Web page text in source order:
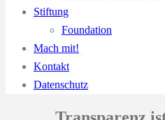
Stiftung
Foundation
Mach mit!
Kontakt
Datenschutz